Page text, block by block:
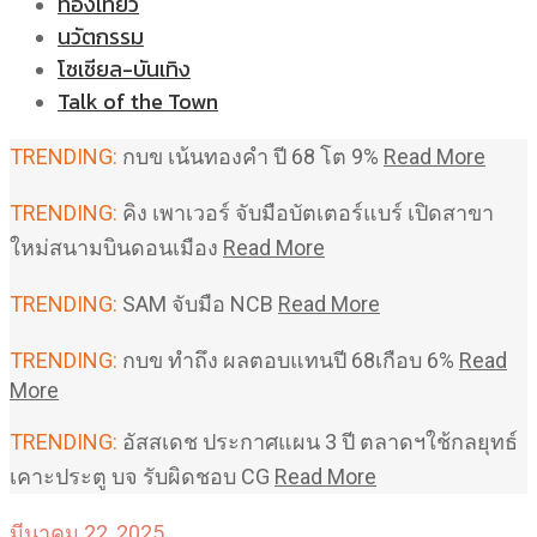
นวัตกรรม
โซเชียล-บันเทิง
Talk of the Town
TRENDING: กบข เน้นทองคำ ปี 68 โต 9% Read More
TRENDING: คิง เพาเวอร์ จับมือบัตเตอร์แบร์ เปิดสาขา
ใหม่สนามบินดอนเมือง Read More
TRENDING: SAM จับมือ NCB Read More
TRENDING: กบข ทำถึง ผลตอบแทนปี 68เกือบ 6% Read
More
TRENDING: อัสสเดช ประกาศแผน 3 ปี ตลาดฯใช้กลยุทธ์
เคาะประตู บจ รับผิดชอบ CG Read More